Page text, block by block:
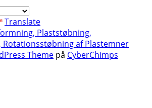
Translate
Plaststøbning,
af Plastemner
Theme på CyberChimps